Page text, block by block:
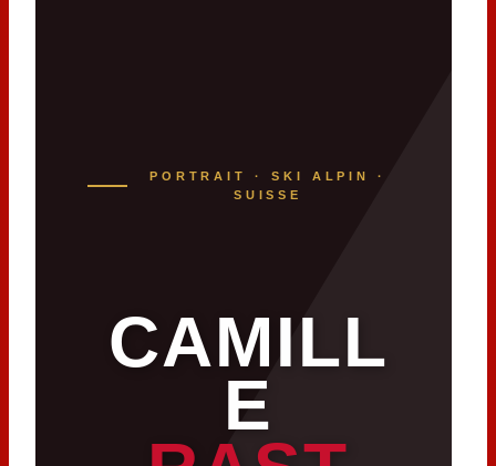
PORTRAIT · SKI ALPIN ·
SUISSE
CAMILL
E